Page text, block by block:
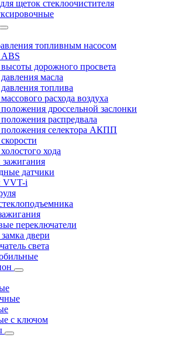
щеток стеклоочистителя
топливным насосом
дорожного просвета
масла
топлива
расхода воздуха
дроссельной заслонки
распредвала
селектора АКПП
хода
датчики
VVT-i
переключатели
двери
света
с ключом